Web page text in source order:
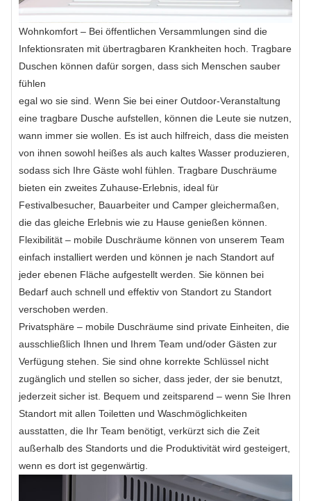
Wohnkomfort – Bei öffentlichen Versammlungen sind die
Infektionsraten mit übertragbaren Krankheiten hoch. Tragbare
Duschen können dafür sorgen, dass sich Menschen sauber
fühlen
egal wo sie sind. Wenn Sie bei einer Outdoor-Veranstaltung
eine tragbare Dusche aufstellen, können die Leute sie nutzen,
wann immer sie wollen. Es ist auch hilfreich, dass die meisten
von ihnen sowohl heißes als auch kaltes Wasser produzieren,
sodass sich Ihre Gäste wohl fühlen. Tragbare Duschräume
bieten ein zweites Zuhause-Erlebnis, ideal für
Festivalbesucher, Bauarbeiter und Camper gleichermaßen,
die das gleiche Erlebnis wie zu Hause genießen können.
Flexibilität – mobile Duschräume können von unserem Team
einfach installiert werden und können je nach Standort auf
jeder ebenen Fläche aufgestellt werden. Sie können bei
Bedarf auch schnell und effektiv von Standort zu Standort
verschoben werden.
Privatsphäre – mobile Duschräume sind private Einheiten, die
ausschließlich Ihnen und Ihrem Team und/oder Gästen zur
Verfügung stehen. Sie sind ohne korrekte Schlüssel nicht
zugänglich und stellen so sicher, dass jeder, der sie benutzt,
jederzeit sicher ist. Bequem und zeitsparend – wenn Sie Ihren
Standort mit allen Toiletten und Waschmöglichkeiten
ausstatten, die Ihr Team benötigt, verkürzt sich die Zeit
außerhalb des Standorts und die Produktivität wird gesteigert,
wenn es dort ist gegenwärtig.